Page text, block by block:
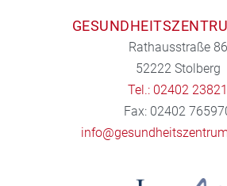
Rathausstraße 86
52222 Stolberg
Tel.: 02402 23821
Fax: 02402